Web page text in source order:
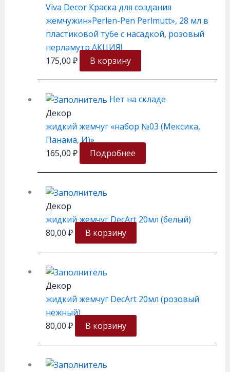
Viva Decor Краска для создания
жемчужин»Perlen-Pen Perlmutt», 28 мл в
пластиковой тубе с насадкой, розовый
перламутр АКЦИЯ!
175,00 ₽ В корзину
Нет на складе
Декор
жидкий жемчуг «набор №03 (Мексика,
Панама, И)»
165,00 ₽ Подробнее
Декор
жидкий жемчуг DecArt 20мл (белый)
80,00 ₽ В корзину
Декор
жидкий жемчуг DecArt 20мл (розовый
нежный)
80,00 ₽ В корзину